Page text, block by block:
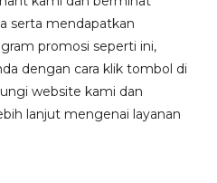
serta mendapatkan
promosi seperti ini,
dengan cara klik tombol di
website kami dan
lanjut mengenai layanan